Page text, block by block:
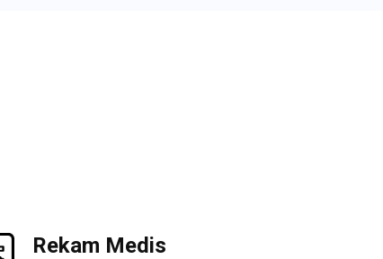
Rekam Medis